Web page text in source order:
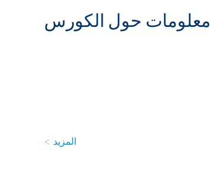
معلومات حول الكورس
المزيد >